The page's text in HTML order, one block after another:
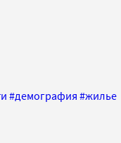
#демография #жилье